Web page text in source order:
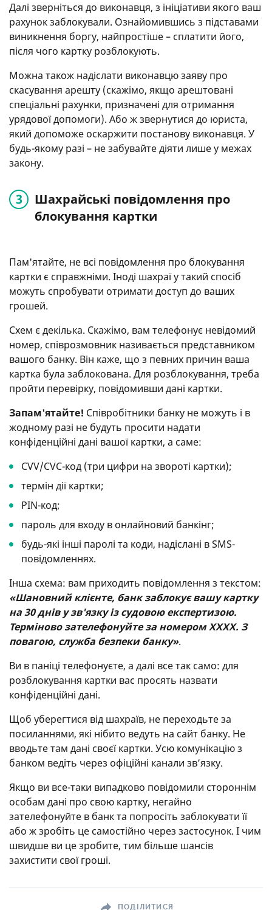
Далі зверніться до виконавця, з ініціативи якого ваш
рахунок заблокували. Ознайомившись з підставами
виникнення боргу, найпростіше – сплатити його,
після чого картку розблокують.
Можна також надіслати виконавцю заяву про
скасування арешту (скажімо, якщо арештовані
спеціальні рахунки, призначені для отримання
урядової допомоги). Або ж звернутися до юриста,
який допоможе оскаржити постанову виконавця. У
будь-якому разі – не забувайте діяти лише у межах
закону.
Шахрайські повідомлення про
блокування картки
Пам'ятайте, не всі повідомлення про блокування
картки є справжніми. Іноді шахраї у такий спосіб
можуть спробувати отримати доступ до ваших
грошей.
Схем є декілька. Скажімо, вам телефонує невідомий
номер, співрозмовник називається представником
вашого банку. Він каже, що з певних причин ваша
картка була заблокована. Для розблокування, треба
пройти перевірку, повідомивши дані картки.
Запам'ятайте! Співробітники банку не можуть і в
жодному разі не будуть просити надати
конфіденційні дані вашої картки, а саме:
CVV/CVC-код (три цифри на звороті картки);
термін дії картки;
PIN-код;
пароль для входу в онлайновий банкінг;
будь-які інші паролі та коди, надіслані в SMS-
повідомленнях.
Інша схема: вам приходить повідомлення з текстом:
«Шановний клієнте, банк заблокує вашу картку
на 30 днів у зв'язку із судовою експертизою.
Терміново зателефонуйте за номером ХХХХ. З
повагою, служба безпеки банку».
Ви в паніці телефонуєте, а далі все так само: для
розблокування картки вас просять назвати
конфіденційні дані.
Щоб уберегтися від шахраїв, не переходьте за
посиланнями, які нібито ведуть на сайт банку. Не
вводьте там дані своєї картки. Усю комунікацію з
банком ведіть через офіційні канали зв’язку.
Якщо ви все-таки випадково повідомили стороннім
особам дані про свою картку, негайно
зателефонуйте в банк та попросіть заблокувати її
або ж зробіть це самостійно через застосунок. І чим
швидше ви це зробите, тим більше шансів
захистити свої гроші.
ПОДІЛИТИСЯ